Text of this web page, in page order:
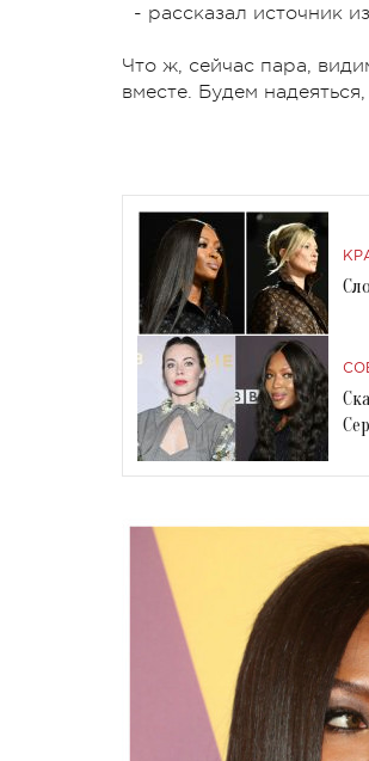
- рассказал источник
Что ж, сейчас пара,
вместе. Будем